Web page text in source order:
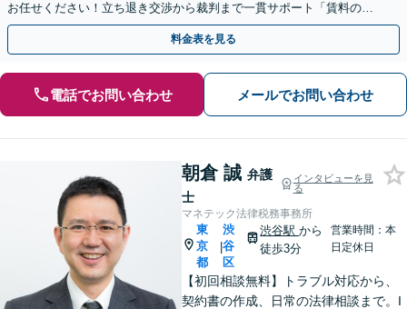
お任せください！立ち退き交渉から裁判まで一貫サポート「賃料の増
額・減額の交渉も対応実績豊富」【休日・夜間相談可】
料金表を見る
電話でお問い合わせ メールでお問い合わせ
朝倉 誠 弁護
士
インタビューを見
る
マネテック法律税務事務所
東
京
都
|
渋
谷
区
渋谷駅から
徒歩3分
営業時間：本
日定休日
【初回相談無料】トラブル対応から、
契約書の作成、日常の法律相談まで。I